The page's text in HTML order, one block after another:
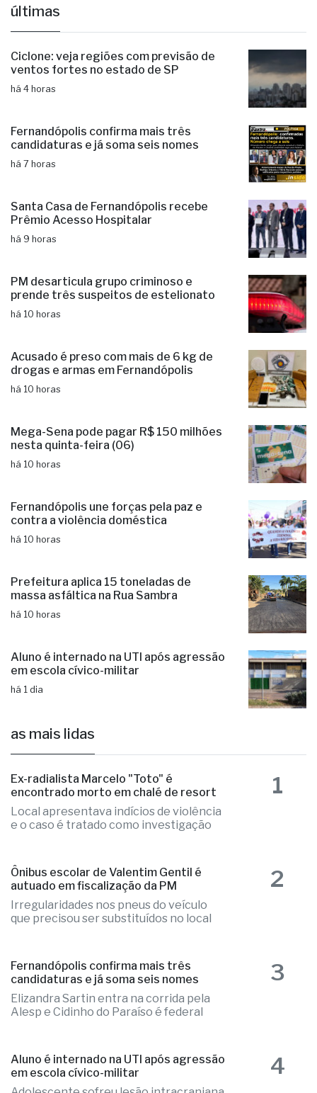
últimas
Ciclone: veja regiões com previsão de
ventos fortes no estado de SP
há 4 horas
Fernandópolis confirma mais três
candidaturas e já soma seis nomes
há 7 horas
Santa Casa de Fernandópolis recebe
Prêmio Acesso Hospitalar
há 9 horas
PM desarticula grupo criminoso e
prende três suspeitos de estelionato
há 10 horas
Acusado é preso com mais de 6 kg de
drogas e armas em Fernandópolis
há 10 horas
Mega-Sena pode pagar R$ 150 milhões
nesta quinta-feira (06)
há 10 horas
Fernandópolis une forças pela paz e
contra a violência doméstica
há 10 horas
Prefeitura aplica 15 toneladas de
massa asfáltica na Rua Sambra
há 10 horas
Aluno é internado na UTI após agressão
em escola cívico-militar
há 1 dia
as mais lidas
Ex-radialista Marcelo "Toto" é
encontrado morto em chalé de resort
Local apresentava indícios de violência
e o caso é tratado como investigação
1
Ônibus escolar de Valentim Gentil é
autuado em fiscalização da PM
Irregularidades nos pneus do veículo
que precisou ser substituídos no local
2
Fernandópolis confirma mais três
candidaturas e já soma seis nomes
Elizandra Sartin entra na corrida pela
Alesp e Cidinho do Paraíso é federal
3
Aluno é internado na UTI após agressão
em escola cívico-militar
4